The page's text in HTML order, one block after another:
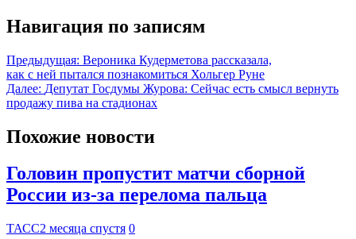
Навигация по записям
Предыдущая: Вероника Кудерметова рассказала,
как с ней пытался познакомиться Хольгер Руне
Далее: Депутат Госдумы Журова: Сейчас есть смысл вернуть
продажу пива на стадионах
Похожие новости
Головин пропустит матчи сборной
России из-за перелома пальца
ТАСС2 месяца спустя 0